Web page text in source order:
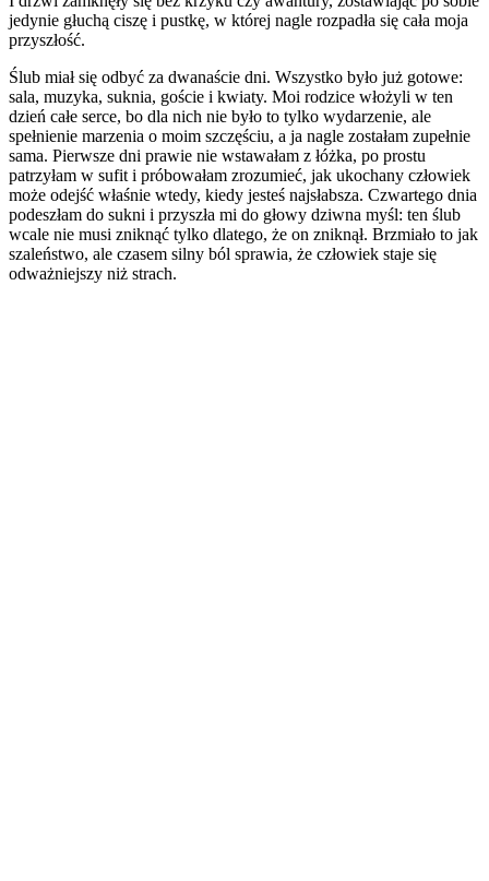
jedynie głuchą ciszę i pustkę, w której nagle rozpadła się cała moja
przyszłość.
Ślub miał się odbyć za dwanaście dni. Wszystko było już gotowe:
sala, muzyka, suknia, goście i kwiaty. Moi rodzice włożyli w ten
dzień całe serce, bo dla nich nie było to tylko wydarzenie, ale
spełnienie marzenia o moim szczęściu, a ja nagle zostałam zupełnie
sama. Pierwsze dni prawie nie wstawałam z łóżka, po prostu
patrzyłam w sufit i próbowałam zrozumieć, jak ukochany człowiek
może odejść właśnie wtedy, kiedy jesteś najsłabsza. Czwartego dnia
podeszłam do sukni i przyszła mi do głowy dziwna myśl: ten ślub
wcale nie musi zniknąć tylko dlatego, że on zniknął. Brzmiało to jak
szaleństwo, ale czasem silny ból sprawia, że człowiek staje się
odważniejszy niż strach.